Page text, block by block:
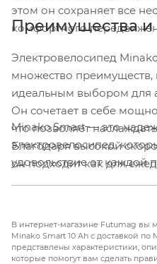
этом он сохраняет все
комфортного
Преимущества и
Электровелосипед
множество преимуществ,
идеальным выбором для
Он сочетает в себе
что позволяет
Благодаря высокой
он подходит как для
Minako Smart — это
электровелосипед,
удовольствие от каждой
В интернет-магазине Futumag вы
Minako Smart 10 Ah с доставкой по
представлены характеристики,
которые помогут вам сделать